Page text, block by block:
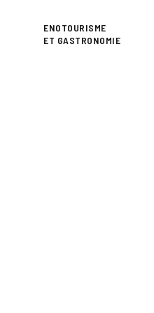
ENOTOURISME
ET GASTRONOMIE